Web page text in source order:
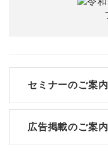
セミナーのご案内
広告掲載のご案内